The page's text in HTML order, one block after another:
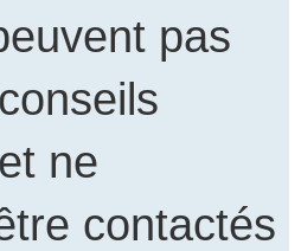
pas
ne
contactés